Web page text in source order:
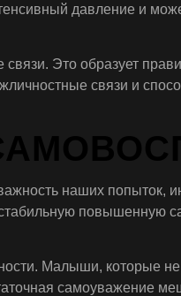
давление и
связи. Это образует
связи и
наших попыток,
повышенную
Малыши, которые
самоуважение